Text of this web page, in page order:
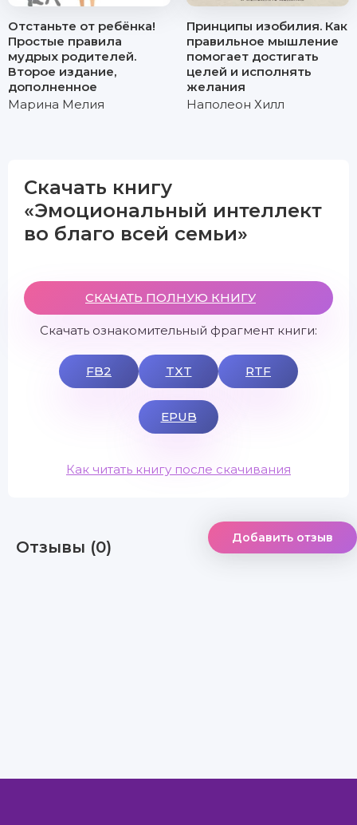
Отстаньте от ребёнка!
Простые правила
мудрых родителей.
Второе издание,
дополненное
Марина Мелия
Принципы изобилия. Как
правильное мышление
помогает достигать
целей и исполнять
желания
Наполеон Хилл
Скачать книгу
«Эмоциональный интеллект
во благо всей семьи»
СКАЧАТЬ ПОЛНУЮ КНИГУ
Скачать ознакомительный фрагмент книги:
FB2 TXT RTF
EPUB
Как читать книгу после скачивания
Отзывы (0) Добавить отзыв